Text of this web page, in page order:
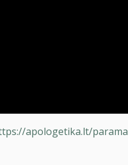
apologetika.lt/parama